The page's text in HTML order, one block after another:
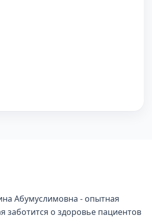
Абумуслимовна - опытная
заботится о здоровье пациентов